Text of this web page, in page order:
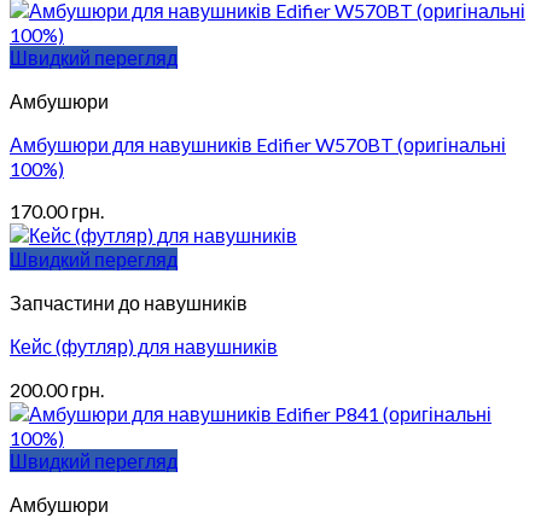
Швидкий перегляд
Амбушюри
Амбушюри для навушників Edifier W570BT (оригінальні
100%)
170.00грн.
Швидкий перегляд
Запчастини до навушників
Кейс (футляр) для навушників
200.00грн.
Швидкий перегляд
Амбушюри